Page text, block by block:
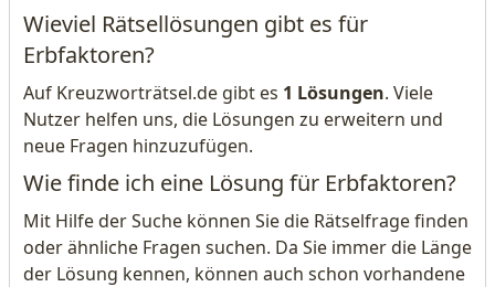
Wieviel Rätsellösungen gibt es für
Erbfaktoren?
Auf Kreuzworträtsel.de gibt es 1 Lösungen. Viele
Nutzer helfen uns, die Lösungen zu erweitern und
neue Fragen hinzuzufügen.
Wie finde ich eine Lösung für Erbfaktoren?
Mit Hilfe der Suche können Sie die Rätselfrage finden
oder ähnliche Fragen suchen. Da Sie immer die Länge
der Lösung kennen, können auch schon vorhandene